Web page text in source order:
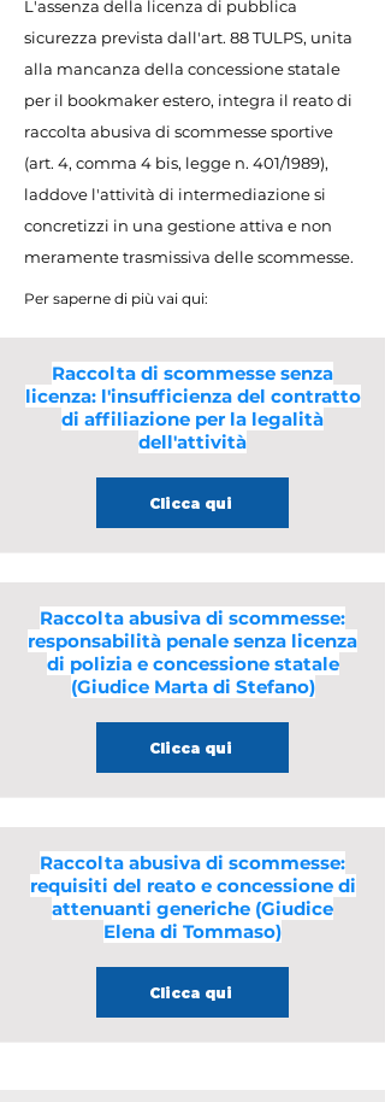
L'assenza della licenza di pubblica
sicurezza prevista dall'art. 88 TULPS, unita
alla mancanza della concessione statale
per il bookmaker estero, integra il reato di
raccolta abusiva di scommesse sportive
(art. 4, comma 4 bis, legge n. 401/1989),
laddove l'attività di intermediazione si
concretizzi in una gestione attiva e non
meramente trasmissiva delle scommesse.
Per saperne di più vai qui:
Raccolta di scommesse senza
licenza: l'insufficienza del contratto
di affiliazione per la legalità
dell'attività
Clicca qui
Raccolta abusiva di scommesse:
responsabilità penale senza licenza
di polizia e concessione statale
(Giudice Marta di Stefano)
Clicca qui
Raccolta abusiva di scommesse:
requisiti del reato e concessione di
attenuanti generiche (Giudice
Elena di Tommaso)
Clicca qui